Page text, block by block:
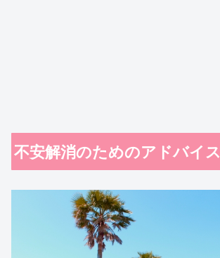
不安解消のためのアドバイス